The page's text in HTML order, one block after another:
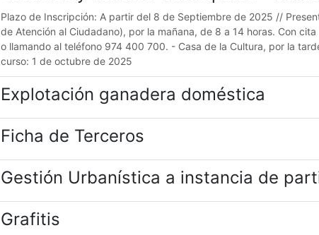
Plazo de Inscripción: A partir del 8 de Septiembre de 2025 //
de Atención al Ciudadano), por la mañana, de 8 a 14 horas. Con
o llamando al teléfono 974 400 700. - Casa de la Cultura, por la
curso: 1 de octubre de 2025
Explotación ganadera doméstica
Ficha de Terceros
Gestión Urbanística a instancia de
Grafitis